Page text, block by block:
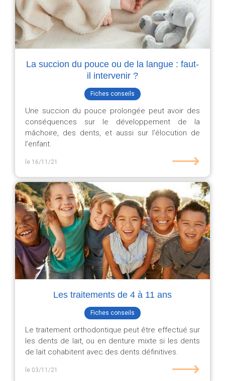
La succion du pouce ou de la langue : faut-
il intervenir ?
Fiches conseils
Une succion du pouce prolongée peut avoir des
conséquences sur le développement de la
mâchoire, des dents, et aussi sur l’élocution de
l’enfant.
le 16/11/21 ⟶
Les traitements de 4 à 11 ans
Fiches conseils
Le traitement orthodontique peut être effectué sur
les dents de lait, ou en denture mixte si les dents
de lait cohabitent avec des dents définitives.
le 03/11/21 ⟶